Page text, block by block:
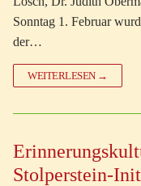
Sonntag 1. Februar
der…
WEITERLESEN →
Stolperstein-